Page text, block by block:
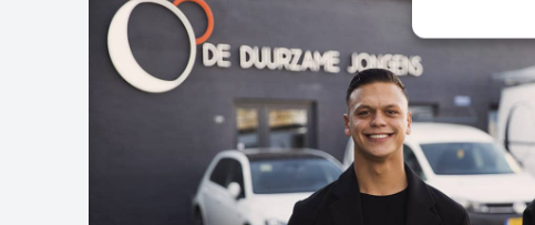
Gegevens
automatisch
Zorg
fouten